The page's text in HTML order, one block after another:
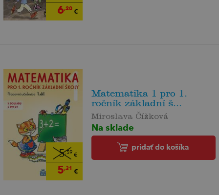
6,20€
5,59 €
5,31 €
Matematika 1 pro 1.
ročník základní š...
Miroslava Čížková
Na sklade
pridať do košíka